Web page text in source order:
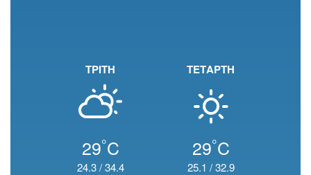
ΤΡΙΤΗ
29°C
24.3/34.4
ΤΕΤΑΡΤΗ
29°C
25.1 /32.9